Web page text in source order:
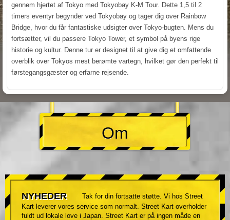
gennem hjertet af Tokyo med Tokyobay K-M Tour. Dette 1,5 til 2
timers eventyr begynder ved Tokyobay og tager dig over Rainbow
Bridge, hvor du får fantastiske udsigter over Tokyo-bugten. Mens du
fortsætter, vil du passere Tokyo Tower, et symbol på byens rige
historie og kultur. Denne tur er designet til at give dig et omfattende
overblik over Tokyos mest berømte vartegn, hvilket gør den perfekt til
førstegangsgæster og erfarne rejsende.
Om
NYHEDER
Tak for din fortsatte støtte. Vi hos Street
Kart leverer vores service som normalt. Street Kart overholder
fuldt ud lokale love i Japan. Street Kart er på ingen måde en